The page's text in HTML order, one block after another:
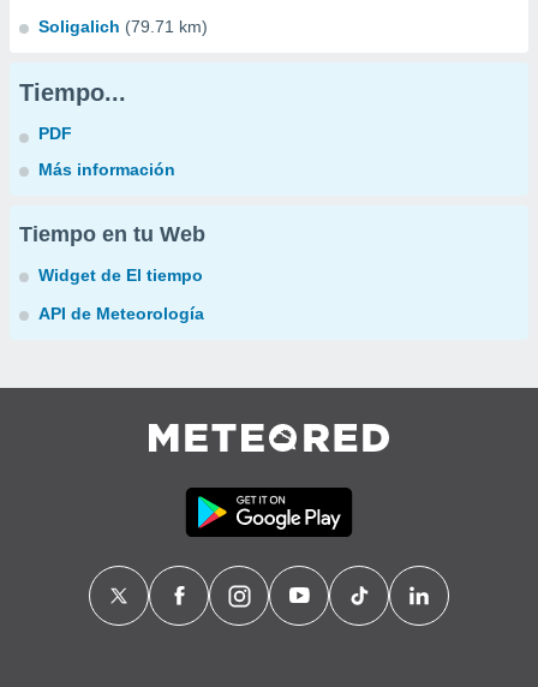
Soligalich (79.71 km)
Tiempo...
PDF
Más información
Tiempo en tu Web
Widget de El tiempo
API de Meteorología